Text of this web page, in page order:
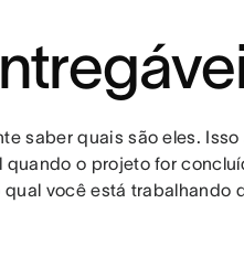
saber quais são eles.
o projeto for
você está trabalhando